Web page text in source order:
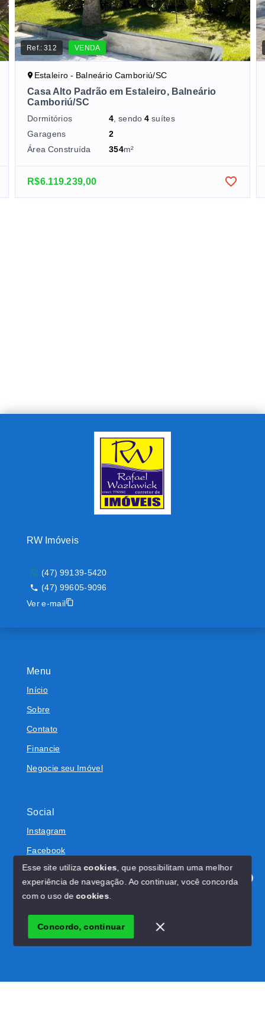
Ref.:312 VENDA
Estaleiro - Balneário Camboriú/SC
Casa Alto Padrão em Estaleiro, Balneário
Camboriú/SC
Dormitórios 4 , sendo4 suítes
Garagens
2
Área Construída
354m²
R$6.119.239,00
Olá! Estamos disponíveis para te ajudar.
Menu
Início
Sobre
Contato
Financie
Negocie seu Imóvel
Social
Instagram
Facebook
© Copyright 2026 - RW Imóveis - Todos os direitos
SITE PARA IMOBILIARIA
RW Imóveis
(47) 99139-5420
(47) 99605-9096
Ver e-mail
Esse site utilizacookies , que possibilitam uma melhor
experiência de navegação. Ao continuar, você concorda
com o uso decookies
Concordo, continuar